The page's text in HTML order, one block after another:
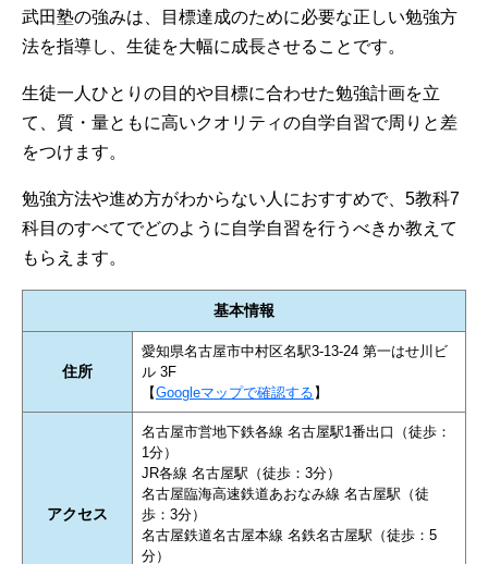
武田塾の強みは、目標達成のために必要な正しい勉強方
法を指導し、生徒を大幅に成長させることです。
生徒一人ひとりの目的や目標に合わせた勉強計画を立
て、質・量ともに高いクオリティの自学自習で周りと差
をつけます。
勉強方法や進め方がわからない人におすすめで、5教科7
科目のすべてでどのように自学自習を行うべきか教えて
もらえます。
基本情報
住所
愛知県名古屋市中村区名駅3-13-24 第一はせ川ビ
ル 3F
【Googleマップで確認する 】
アクセス
名古屋市営地下鉄各線 名古屋駅1番出口（徒歩：
1分）
JR各線 名古屋駅（徒歩：3分）
名古屋臨海高速鉄道あおなみ線 名古屋駅（徒
歩：3分）
名古屋鉄道名古屋本線 名鉄名古屋駅（徒歩：5
分）